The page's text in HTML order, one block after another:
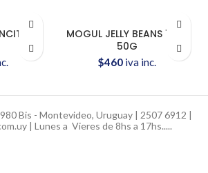
MOGUL JELLY BEANS 10UX
50G
$460 iva inc.
Bis - Montevideo, Uruguay | 2507 6912 |
| Lunes a Vieres de 8hs a 17hs.....